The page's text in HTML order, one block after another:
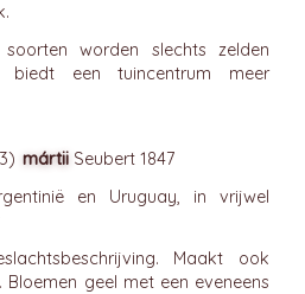
worden slechts zelden
biedt een tuincentrum meer
mártii Seubert 1847
en Uruguay, in vrijwel
Maakt ook
geel met een eveneens